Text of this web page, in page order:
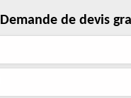
Demande de devis